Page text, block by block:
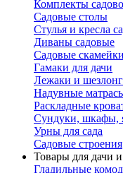
Комплекты
Садовые столы
Стулья и кресла
Диваны садовые
Садовые скамейки
Гамаки для дачи
Лежаки и
Надувные
Раскладные
Сундуки, шкафы,
Урны для сада
Садовые строения
Товары для дачи и
Гладильные